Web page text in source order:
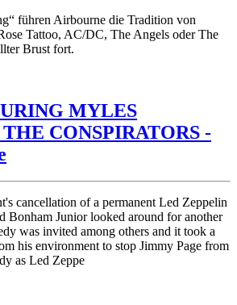
führen Airbourne die Tradition von
Tattoo, AC/DC, The Angels oder The
Brust fort.
MYLES
CONSPIRATORS -
cancellation of a permanent Led Zeppelin
Bonham Junior looked around for another
was invited among others and it took a
his environment to stop Jimmy Page from
as Led Zeppe